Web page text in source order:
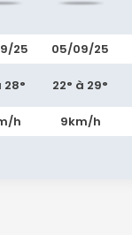
25
28°
h
05/09/25
22° à 29°
9km/h